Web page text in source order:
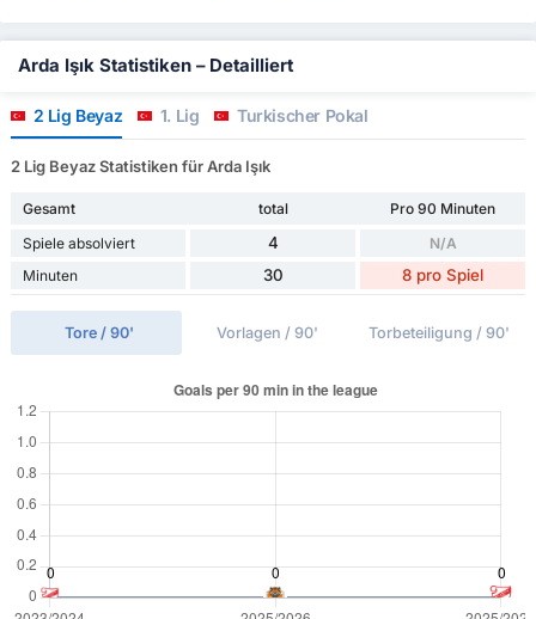
Arda Işık Statistiken – Detailliert
2 Lig Beyaz 1. Lig Turkischer Pokal
2 Lig Beyaz Statistiken für Arda Işık
Gesamt total
Pro 90 Minuten
Spiele absolviert
4
N/A
Minuten
30 8 pro Spiel
Tore / 90' Vorlagen / 90' Torbeteiligung / 90'